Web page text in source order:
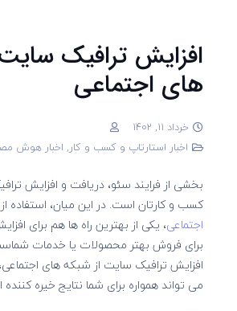
افزایش ترافیک
های اجتماعی
خرداد 11, 1402
اخبار استارتاپ و کسب و کار, اخبار هوش
بخشی از فرایند سئو، دریافت و افزایش
کسب و کارتان است. در این میان، استفاده از
اجتماعی، یکی از بهترین راه ها هم برای
برای فروش بهتر محصولات یا خدمات
افزایش ترافیک سایت از شبکه های
می تواند همواره برای شما نتایج خیره کننده